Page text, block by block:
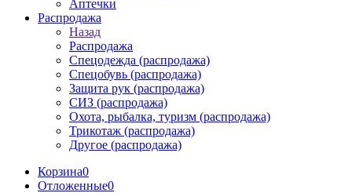
Аптечки
Распродажа
Назад
Распродажа
Спецодежда (распродажа)
Спецобувь (распродажа)
Защита рук (распродажа)
СИЗ (распродажа)
Охота, рыбалка, туризм (распродажа)
Трикотаж (распродажа)
Другое (распродажа)
Корзина0
Отложенные0